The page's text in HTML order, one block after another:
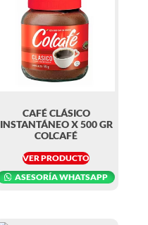
CAFÉ CLÁSICO
INSTANTÁNEO X 500 GR
COLCAFÉ
VER PRODUCTO
ASESORÍA WHATSAPP